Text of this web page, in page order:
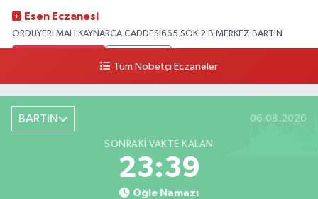
Esen Eczanesi
ORDUYERİ MAH.KAYNARCA CADDESİ665.SOK.2 B MERKEZ BARTIN
0 (378) 227 85 45
Tüm Nöbetçi Eczaneler
BARTIN 06.08.2026
SONRAKI VAKTE KALAN
23:37
Öğle Namazı